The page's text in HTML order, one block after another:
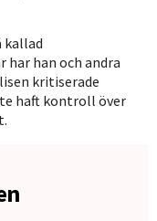
kallad
har han och andra
kritiserade
haft kontroll över